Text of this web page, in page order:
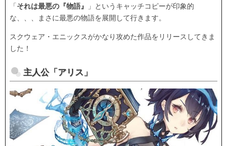
「それは最悪の『物語』
」というキャッチコピーが印象的
な、、、まさに最悪の物語を展開して行きます。
スクウェア・エニックスがかなり攻めた作品をリリースしてきま
した！
主人公「アリス」